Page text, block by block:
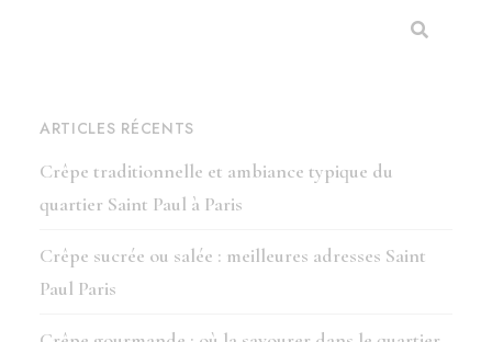
ARTICLES RÉCENTS
Crêpe traditionnelle et ambiance typique du
quartier Saint Paul à Paris
Crêpe sucrée ou salée : meilleures adresses Saint
Paul Paris